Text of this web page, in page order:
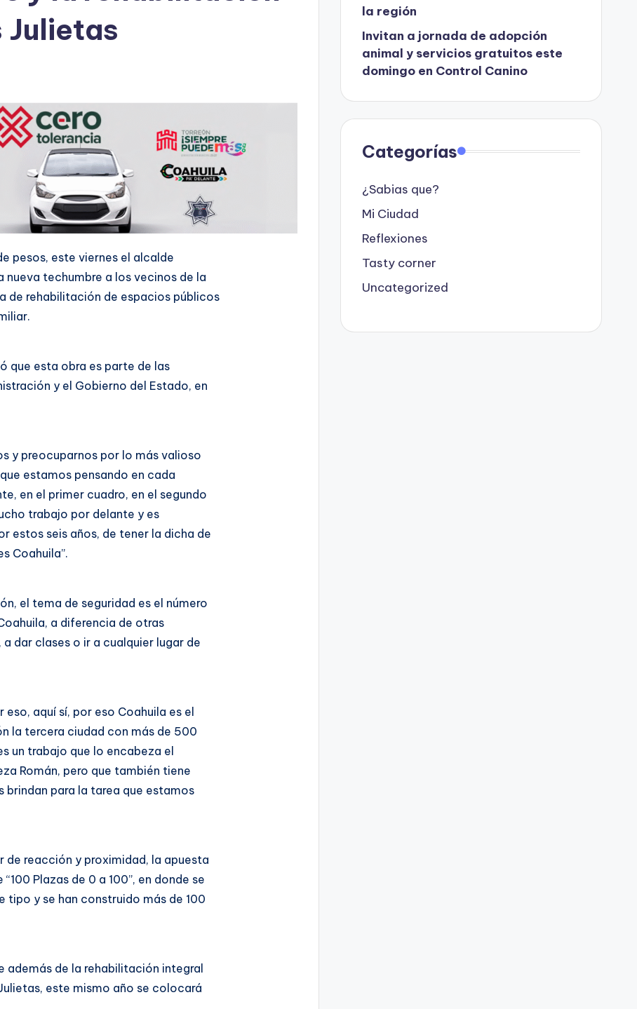
Julietas
pesos, este viernes el alcalde
techumbre a los vecinos de la
de rehabilitación de espacios públicos
que esta obra es parte de las
y el Gobierno del Estado, en
y preocuparnos por lo más valioso
estamos pensando en cada
en el primer cuadro, en el segundo
trabajo por delante y es
estos seis años, de tener la dicha de
Coahuila”.
el tema de seguridad es el número
a diferencia de otras
dar clases o ir a cualquier lugar de
aquí sí, por eso Coahuila es el
la tercera ciudad con más de 500
un trabajo que lo encabeza el
Román, pero que también tiene
brindan para la tarea que estamos
de reacción y proximidad, la apuesta
Plazas de 0 a 100”, en donde se
y se han construido más de 100
además de la rehabilitación integral
este mismo año se colocará
la región
Invitan a jornada de adopción
animal y servicios gratuitos este
domingo en Control Canino
Categorías
¿Sabias que?
Mi Ciudad
Reflexiones
Tasty corner
Uncategorized